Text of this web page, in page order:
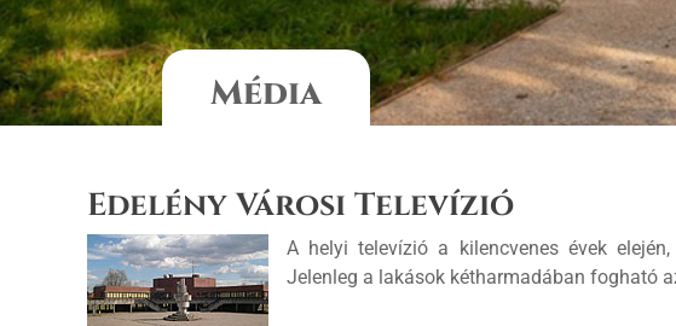
Média
Edelény Városi Televízió
A helyi televízió a kilencvenes évek
Jelenleg a lakások kétharmadában fogható